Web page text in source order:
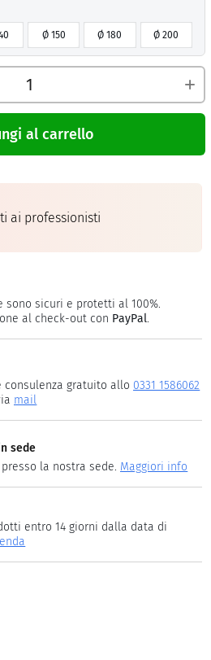
Ø 150 Ø 180 Ø 200
al carrello
ai professionisti
sono sicuri e protetti al 100%.
al check-out con PayPal.
consulenza gratuito allo 0331 1586062
mail
sede
la nostra sede. Maggiori info
entro 14 giorni dalla data di